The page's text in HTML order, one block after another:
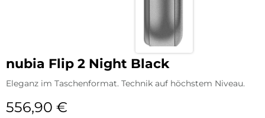
nubia Flip 2 Night Black
Eleganz im Taschenformat. Technik auf höchstem Niveau.
556,90 €